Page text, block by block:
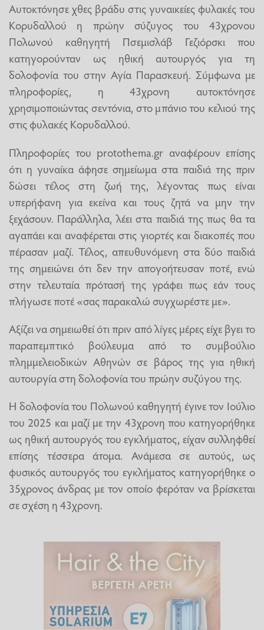
Aυτοκτόνησε χθες βράδυ στις γυναικείες φυλακές του
Κορυδαλλού η πρώην σύζυγος του 43χρονου
Πολωνού καθηγητή Πσεμισλάβ Γεζιόρσκι που
κατηγορούνταν ως ηθική αυτουργός για τη
δολοφονία του στην Αγία Παρασκευή. Σύμφωνα με
πληροφορίες, η 43χρονη αυτοκτόνησε
χρησιμοποιώντας σεντόνια, στο μπάνιο του κελιού της
στις φυλακές Κορυδαλλού.
Πληροφορίες του protothema.gr αναφέρουν επίσης
ότι η γυναίκα άφησε σημείωμα στα παιδιά της πριν
δώσει τέλος στη ζωή της, λέγοντας πως είναι
υπερήφανη για εκείνα και τους ζητά να μην την
ξεχάσουν. Παράλληλα, λέει στα παιδιά της πως θα τα
αγαπάει και αναφέρεται στις γιορτές και διακοπές που
πέρασαν μαζί. Τέλος, απευθυνόμενη στα δύο παιδιά
της σημειώνει ότι δεν την απογοήτευσαν ποτέ, ενώ
στην τελευταία πρότασή της γράφει πως εάν τους
πλήγωσε ποτέ «σας παρακαλώ συγχωρέστε με».
Αξίζει να σημειωθεί ότι πριν από λίγες μέρες είχε βγει το
παραπεμπτικό βούλευμα από το συμβούλιο
πλημμελειοδικών Αθηνών σε βάρος της για ηθική
αυτουργία στη δολοφονία του πρώην συζύγου της.
Η δολοφονία του Πολωνού καθηγητή έγινε τον Ιούλιο
του 2025 και μαζί με την 43χρονη που κατηγορήθηκε
ως ηθική αυτουργός του εγκλήματος, είχαν συλληφθεί
επίσης τέσσερα άτομα. Ανάμεσα σε αυτούς, ως
φυσικός αυτουργός του εγκλήματος κατηγορήθηκε ο
35χρονος άνδρας με τον οποίο φερόταν να βρίσκεται
σε σχέση η 43χρονη.